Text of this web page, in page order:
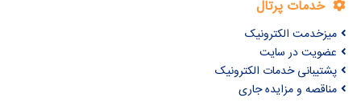
خدمات پرتال
میزخدمت الکترونیک
عضویت در سایت
پشتیبانی خدمات الکترونیک
مناقصه و مزایده جاری